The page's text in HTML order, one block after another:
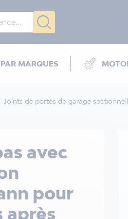
MARQUES
Joints de portes de garage
avec
pour
après